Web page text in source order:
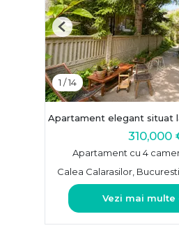
1 /14
Previous
Apartament elegant situat
310,000
Apartament cu 4
Calea Calarasilor, Bucuresti
Vezi mai multe